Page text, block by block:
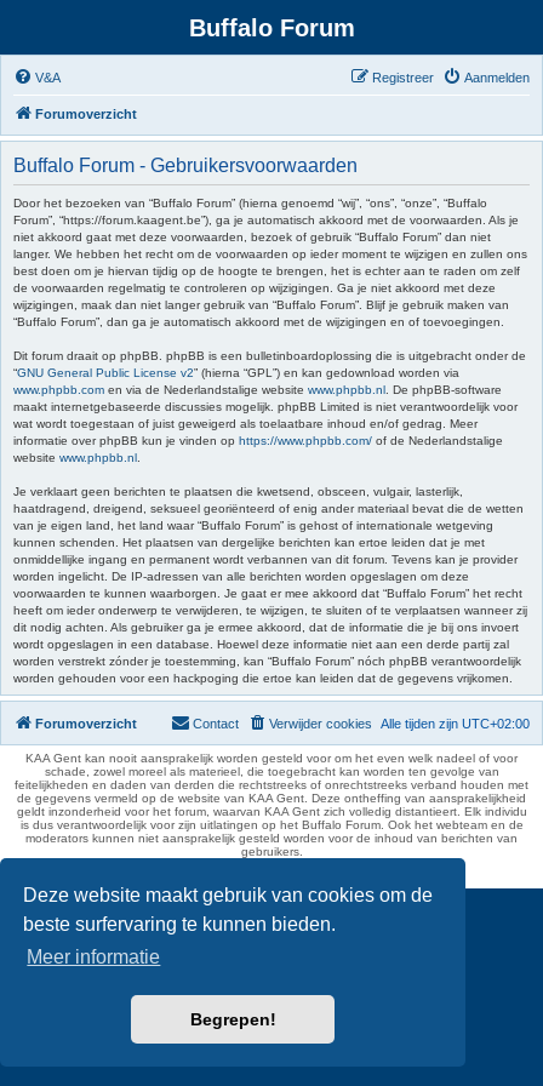
Deze website maakt gebruik van cookies om de
beste surfervaring te kunnen bieden.
Meer informatie
Begrepen!
Buffalo Forum
V&A Aanmelden
Registreer
Forumoverzicht
Buffalo Forum - Gebruikersvoorwaarden
Door het bezoeken van “Buffalo Forum” (hierna genoemd “wij”, “ons”, “onze”, “Buffalo
Forum”, “https://forum.kaagent.be”), ga je automatisch akkoord met de voorwaarden. Als je
niet akkoord gaat met deze voorwaarden, bezoek of gebruik “Buffalo Forum” dan niet
langer. We hebben het recht om de voorwaarden op ieder moment te wijzigen en zullen ons
best doen om je hiervan tijdig op de hoogte te brengen, het is echter aan te raden om zelf
de voorwaarden regelmatig te controleren op wijzigingen. Ga je niet akkoord met deze
wijzigingen, maak dan niet langer gebruik van “Buffalo Forum”. Blijf je gebruik maken van
“Buffalo Forum”, dan ga je automatisch akkoord met de wijzigingen en of toevoegingen.
Dit forum draait op phpBB. phpBB is een bulletinboardoplossing die is uitgebracht onder de
“GNU General Public License v2” (hierna “GPL”) en kan gedownload worden via
www.phpbb.com en via de Nederlandstalige website www.phpbb.nl . De phpBB-software
maakt internetgebaseerde discussies mogelijk. phpBB Limited is niet verantwoordelijk voor
wat wordt toegestaan of juist geweigerd als toelaatbare inhoud en/of gedrag. Meer
informatie over phpBB kun je vinden op https://www.phpbb.com/ of de Nederlandstalige
website www.phpbb.nl
Je verklaart geen berichten te plaatsen die kwetsend, obsceen, vulgair, lasterlijk,
haatdragend, dreigend, seksueel georiënteerd of enig ander materiaal bevat die de wetten
van je eigen land, het land waar “Buffalo Forum” is gehost of internationale wetgeving
kunnen schenden. Het plaatsen van dergelijke berichten kan ertoe leiden dat je met
onmiddellijke ingang en permanent wordt verbannen van dit forum. Tevens kan je provider
worden ingelicht. De IP-adressen van alle berichten worden opgeslagen om deze
voorwaarden te kunnen waarborgen. Je gaat er mee akkoord dat “Buffalo Forum” het recht
heeft om ieder onderwerp te verwijderen, te wijzigen, te sluiten of te verplaatsen wanneer zij
dit nodig achten. Als gebruiker ga je ermee akkoord, dat de informatie die je bij ons invoert
wordt opgeslagen in een database. Hoewel deze informatie niet aan een derde partij zal
worden verstrekt zónder je toestemming, kan “Buffalo Forum” nóch phpBB verantwoordelijk
worden gehouden voor een hackpoging die ertoe kan leiden dat de gegevens vrijkomen.
Forumoverzicht Alle tijden zijn UTC+02:00
Verwijder cookies
Contact
KAA Gent kan nooit aansprakelijk worden gesteld voor om het even welk nadeel of voor
schade, zowel moreel als materieel, die toegebracht kan worden ten gevolge van
feitelijkheden en daden van derden die rechtstreeks of onrechtstreeks verband houden met
de gegevens vermeld op de website van KAA Gent. Deze ontheffing van aansprakelijkheid
geldt inzonderheid voor het forum, waarvan KAA Gent zich volledig distantieert. Elk individu
is dus verantwoordelijk voor zijn uitlatingen op het Buffalo Forum. Ook het webteam en de
moderators kunnen niet aansprakelijk gesteld worden voor de inhoud van berichten van
gebruikers.